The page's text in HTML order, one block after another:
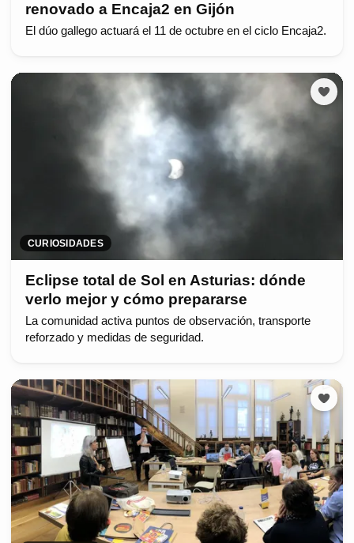
renovado a Encaja2 en Gijón
El dúo gallego actuará el 11 de octubre en el ciclo Encaja2.
CURIOSIDADES
Eclipse total de Sol en Asturias: dónde
verlo mejor y cómo prepararse
La comunidad activa puntos de observación, transporte
reforzado y medidas de seguridad.